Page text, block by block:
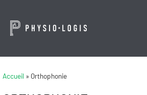
Accueil » Orthophonie